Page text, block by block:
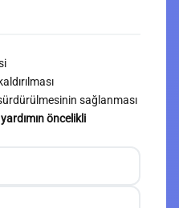
sağlanması
öncelikli